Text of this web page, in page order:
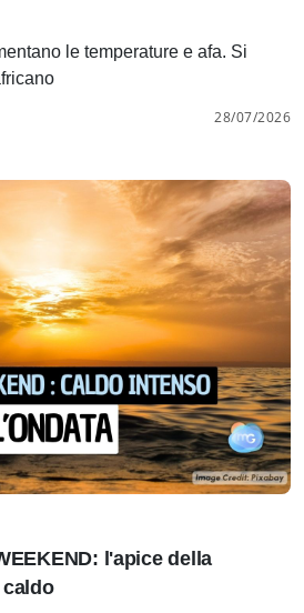
le temperature e afa. Si
28/07/2026
l'apice della